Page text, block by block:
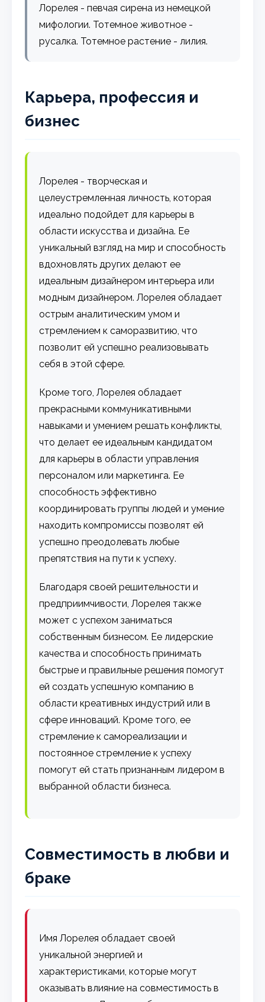
Лорелея - певчая сирена из немецкой
мифологии. Тотемное животное -
русалка. Тотемное растение - лилия.
Карьера, профессия и
бизнес
Лорелея - творческая и
целеустремленная личность, которая
идеально подойдет для карьеры в
области искусства и дизайна. Ее
уникальный взгляд на мир и способность
вдохновлять других делают ее
идеальным дизайнером интерьера или
модным дизайнером. Лорелея обладает
острым аналитическим умом и
стремлением к саморазвитию, что
позволит ей успешно реализовывать
себя в этой сфере.
Кроме того, Лорелея обладает
прекрасными коммуникативными
навыками и умением решать конфликты,
что делает ее идеальным кандидатом
для карьеры в области управления
персоналом или маркетинга. Ее
способность эффективно
координировать группы людей и умение
находить компромиссы позволят ей
успешно преодолевать любые
препятствия на пути к успеху.
Благодаря своей решительности и
предприимчивости, Лорелея также
может с успехом заниматься
собственным бизнесом. Ее лидерские
качества и способность принимать
быстрые и правильные решения помогут
ей создать успешную компанию в
области креативных индустрий или в
сфере инноваций. Кроме того, ее
стремление к самореализации и
постоянное стремление к успеху
помогут ей стать признанным лидером в
выбранной области бизнеса.
Совместимость в любви и
браке
Имя Лорелея обладает своей
уникальной энергией и
характеристиками, которые могут
оказывать влияние на совместимость в